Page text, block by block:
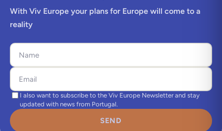
With Viv Europe your plans for Europe will come to a
reality
I also want to subscribe to the Viv Europe Newsletter and stay
updated with news from Portugal.
SEND